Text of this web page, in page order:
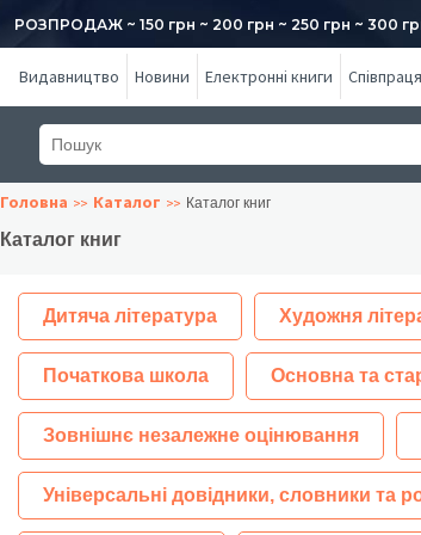
РОЗПРОДАЖ ~ 150 грн ~ 200 грн ~ 250 грн ~ 300
Видавництво Новини Електронні книги Співпраця
Головна Каталог Каталог книг
Каталог книг
Дитяча література Художня
Початкова школа Основна та
Зовнішнє незалежне оцінювання
Універсальні довідники, словники та